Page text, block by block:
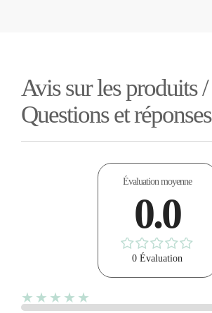
Avis sur les produits /
Questions et réponses
Évaluation moyenne
0.0
0 Évaluation
★★★★★